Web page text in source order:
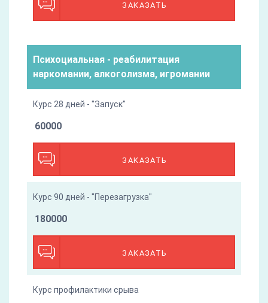
ЗАКАЗАТЬ
Психоциальная - реабилитация
наркомании, алкоголизма, игромании
Курс 28 дней - "Запуск"
ЗАКАЗАТЬ
60000
Курс 90 дней - "Перезагрузка"
ЗАКАЗАТЬ
180000
Курс профилактики срыва